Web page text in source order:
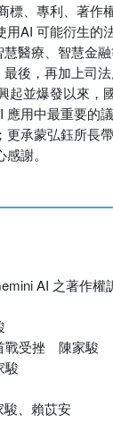
、專利、著
AI 可能衍生
醫療、智慧金
，再加上司
並爆發以來
用中最重要
承蒙弘鈺所
謝。
AI 之著作
戰受挫 陳家駿
駿
、賴苡安